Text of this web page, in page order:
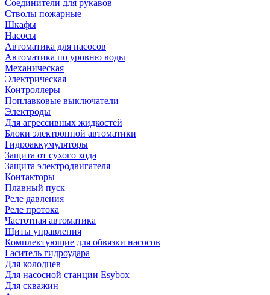
Соединители для рукавов
Стволы пожарные
Шкафы
Насосы
Автоматика для насосов
Автоматика по уровню воды
Механическая
Электрическая
Контроллеры
Поплавковые выключатели
Электроды
Для агрессивных жидкостей
Блоки электронной автоматики
Гидроаккумуляторы
Защита от сухого хода
Защита электродвигателя
Контакторы
Плавный пуск
Реле давления
Реле протока
Частотная автоматика
Щиты управления
Комплектующие для обвязки насосов
Гаситель гидроудара
Для колодцев
Для насосной станции Esybox
Для скважин